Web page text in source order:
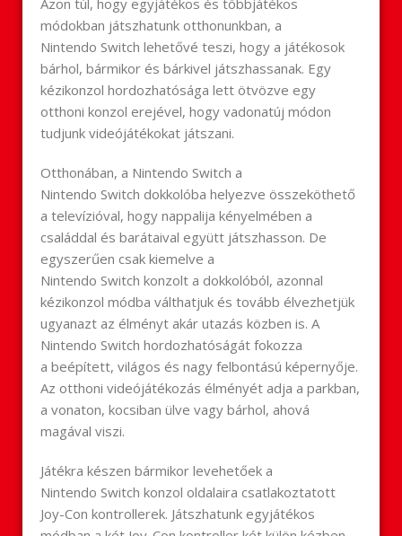
Azon túl, hogy egyjátékos és többjátékos
módokban játszhatunk otthonunkban, a
NintendoSwitch lehetővé teszi, hogy a játékosok
bárhol, bármikor és bárkivel játszhassanak. Egy
kézikonzol hordozhatósága lett ötvözve egy
otthoni konzol erejével, hogy vadonatúj módon
tudjunk videójátékokat játszani.
Otthonában, a NintendoSwitch a
NintendoSwitch dokkolóba helyezve összeköthető
a televízióval, hogy nappalija kényelmében a
családdal és barátaival együtt játszhasson. De
egyszerűen csak kiemelve a
NintendoSwitch konzolt a dokkolóból, azonnal
kézikonzol módba válthatjuk és tovább élvezhetjük
ugyanazt az élményt akár utazás közben is. A
NintendoSwitch hordozhatóságát fokozza
a beépített, világos és nagy felbontású képernyője.
Az otthoni videójátékozás élményét adja a parkban,
a vonaton, kocsiban ülve vagy bárhol, ahová
magával viszi.
Játékra készen bármikor levehetőek a
NintendoSwitch konzol oldalaira csatlakoztatott
Joy-Con kontrollerek. Játszhatunk egyjátékos